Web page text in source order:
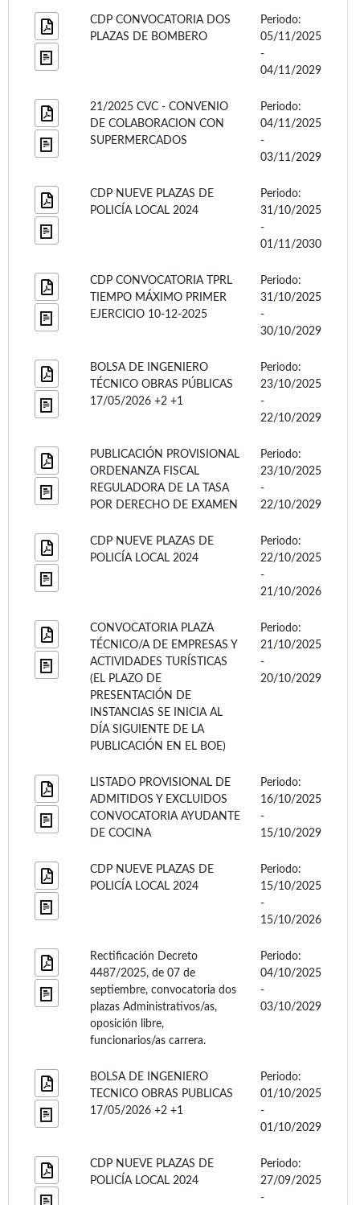
CDP CONVOCATORIA DOS
PLAZAS DE BOMBERO
Periodo:
05/11/2025
-
04/11/2029
21/2025 CVC - CONVENIO
DE COLABORACION CON
SUPERMERCADOS
Periodo:
04/11/2025
-
03/11/2029
CDP NUEVE PLAZAS DE
POLICÍA LOCAL 2024
Periodo:
31/10/2025
-
01/11/2030
CDP CONVOCATORIA TPRL
TIEMPO MÁXIMO PRIMER
EJERCICIO 10-12-2025
Periodo:
31/10/2025
-
30/10/2029
BOLSA DE INGENIERO
TÉCNICO OBRAS PÚBLICAS
17/05/2026 +2 +1
Periodo:
23/10/2025
-
22/10/2029
PUBLICACIÓN PROVISIONAL
ORDENANZA FISCAL
REGULADORA DE LA TASA
POR DERECHO DE EXAMEN
Periodo:
23/10/2025
-
22/10/2029
CDP NUEVE PLAZAS DE
POLICÍA LOCAL 2024
Periodo:
22/10/2025
-
21/10/2026
CONVOCATORIA PLAZA
TÉCNICO/A DE EMPRESAS Y
ACTIVIDADES TURÍSTICAS
(EL PLAZO DE
PRESENTACIÓN DE
INSTANCIAS SE INICIA AL
DÍA SIGUIENTE DE LA
PUBLICACIÓN EN EL BOE)
Periodo:
21/10/2025
-
20/10/2029
LISTADO PROVISIONAL DE
ADMITIDOS Y EXCLUIDOS
CONVOCATORIA AYUDANTE
DE COCINA
Periodo:
16/10/2025
-
15/10/2029
CDP NUEVE PLAZAS DE
POLICÍA LOCAL 2024
Periodo:
15/10/2025
-
15/10/2026
Rectificación Decreto
4487/2025, de 07 de
septiembre, convocatoria dos
plazas Administrativos/as,
oposición libre,
funcionarios/as carrera.
Periodo:
04/10/2025
-
03/10/2029
BOLSA DE INGENIERO
TECNICO OBRAS PUBLICAS
17/05/2026 +2 +1
Periodo:
01/10/2025
-
01/10/2029
CDP NUEVE PLAZAS DE
POLICÍA LOCAL 2024
Periodo:
27/09/2025
-